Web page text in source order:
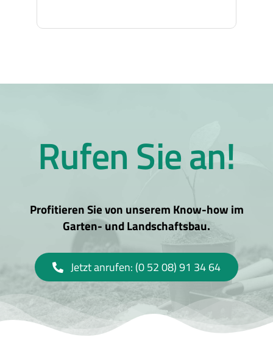
Rufen Sie an!
Profitieren Sie von unserem Know-how im
Garten- und Landschaftsbau.
Jetzt anrufen: (0 52 08) 91 34 64